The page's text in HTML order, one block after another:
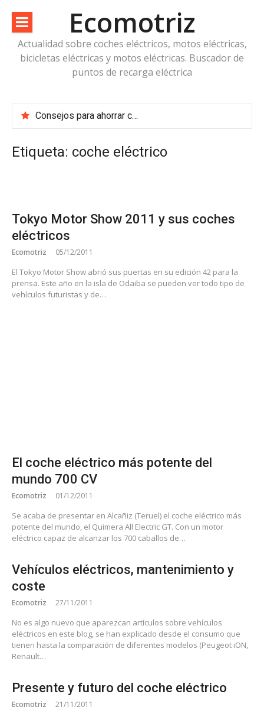
contenido
Ecomotriz
Actualidad sobre coches eléctricos, motos eléctricas,
bicicletas eléctricas y motos eléctricas. Buscador de
puntos de recarga eléctrica
Consejos para ahorrar combustible en vacaciones
Cuidado con los coches de arranque por botón – ventajas e inconvenientes
¿Son legales los detectores de radares?
Etiqueta: coche eléctrico
Tokyo Motor Show 2011 y sus coches
eléctricos
Ecomotriz 05/12/2011
El Tokyo Motor Show abrió sus puertas en su edición 42 para la
prensa. Este año en la isla de Odaiba se pueden ver todo tipo de
vehículos futuristas y de…
El coche eléctrico más potente del
mundo 700 CV
Ecomotriz 01/12/2011
Se acaba de presentar en Alcañiz (Teruel) el coche eléctrico más
potente del mundo, el Quimera All Electric GT. Con un motor
eléctrico capaz de alcanzar los 700 caballos de…
Vehículos eléctricos, mantenimiento y
coste
Ecomotriz 27/11/2011
No es algo nuevo que aparezcan artículos sobre vehículos
eléctricos en este blog, se han explicado desde el consumo que
tienen hasta la comparación de diferentes modelos (Peugeot iON,
Renault…
Presente y futuro del coche eléctrico
Ecomotriz 21/11/2011